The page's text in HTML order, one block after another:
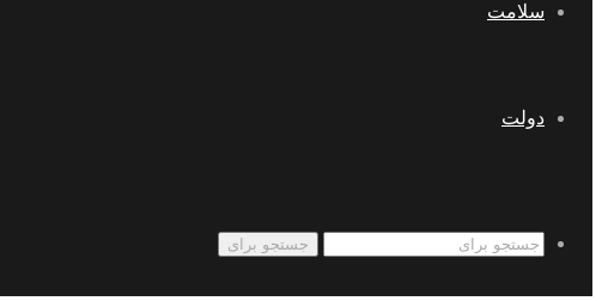
سلامت
دولت
جستجو برای